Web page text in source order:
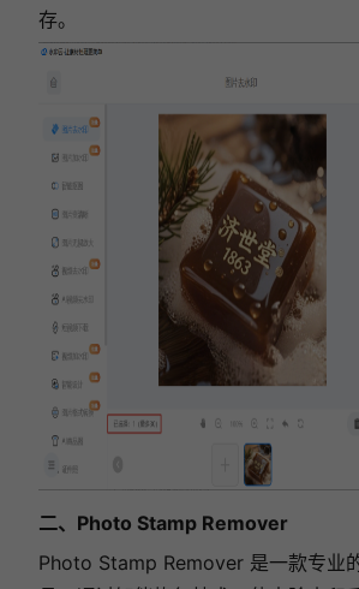
存。
二、Photo Stamp Remover
Photo Stamp Remover 是一款专业